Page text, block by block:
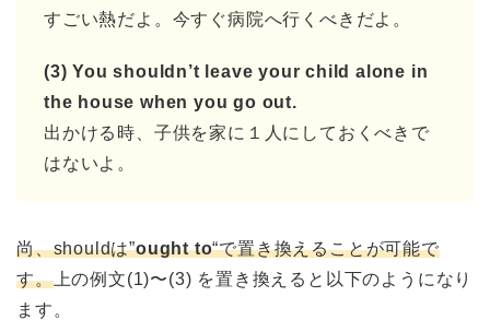
すごい熱だよ。今すぐ病院へ行くべきだよ。
(3) You shouldn’t leave your child alone in
the house when you go out.
出かける時、子供を家に１人にしておくべきで
はないよ。
尚、shouldは”ought to“で置き換えることが可能で
す。上の例文(1)〜(3) を置き換えると以下のようになり
ます。